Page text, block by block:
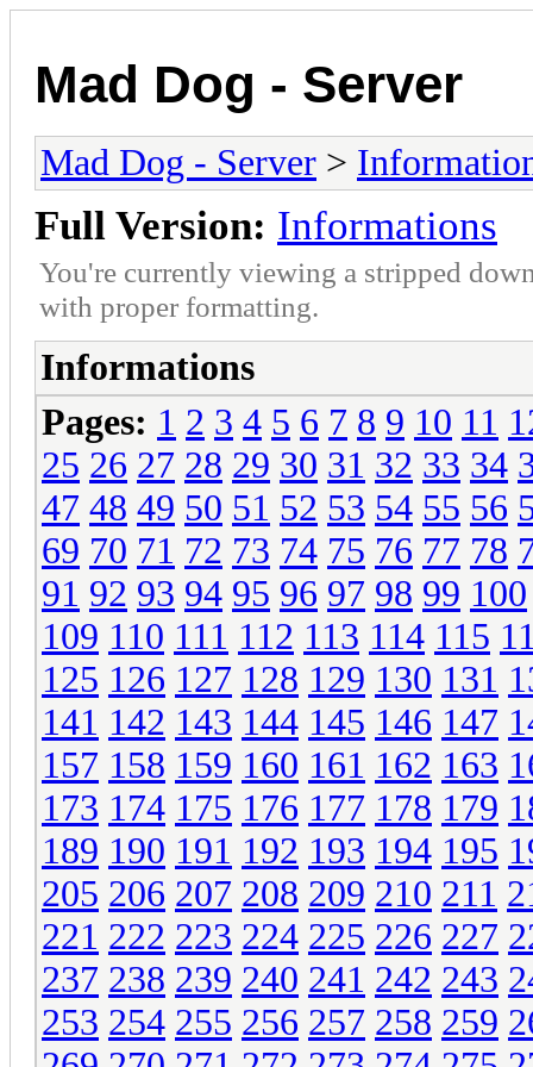
Mad Dog - Server
Mad Dog - Server >
Full Version: Informations
You're currently viewing a stripped
with proper formatting.
Informations
Pages: 1 2 3 4 5 6 7 8 9 10 11
25 26 27 28 29 30 31 32 33 34
47 48 49 50 51 52 53 54 55 56
69 70 71 72 73 74 75 76 77 78
91 92 93 94 95 96 97 98 99 100
109 110 111 112 113 114 115
125 126 127 128 129 130 131
141 142 143 144 145 146 147
157 158 159 160 161 162 163
173 174 175 176 177 178 179
189 190 191 192 193 194 195
205 206 207 208 209 210 211
221 222 223 224 225 226 227
237 238 239 240 241 242 243
253 254 255 256 257 258 259